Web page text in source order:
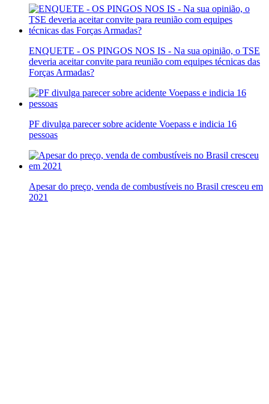
ENQUETE - OS PINGOS NOS IS - Na sua opinião, o TSE
deveria aceitar convite para reunião com equipes técnicas das
Forças Armadas?
PF divulga parecer sobre acidente Voepass e indicia 16
pessoas
Apesar do preço, venda de combustíveis no Brasil cresceu em
2021